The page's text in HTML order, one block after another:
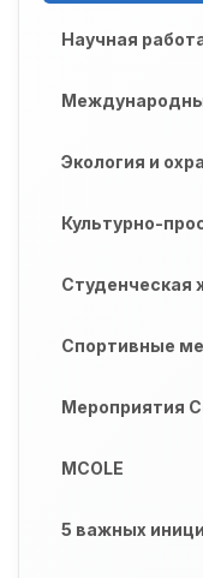
Научная
Экология и
Культурно-
Студенческая
Спортивные
Мероприятия
MCOLE
5 важных